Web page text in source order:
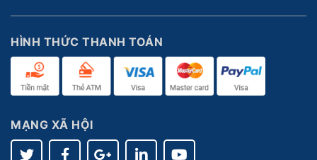
HÌNH THỨC THANH TOÁN
MẠNG XÃ HỘI